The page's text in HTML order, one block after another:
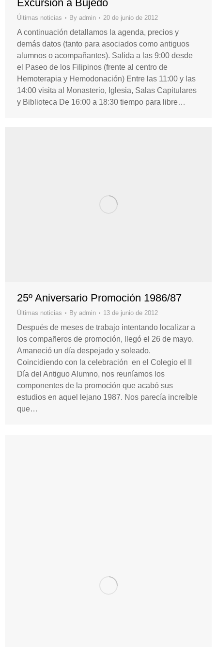
Excursión a Bujedo
Últimas noticias By admin 20 de junio de 2012
A continuación detallamos la agenda, precios y
demás datos (tanto para asociados como antiguos
alumnos o acompañantes). Salida a las 9:00 desde
el Paseo de los Filipinos (frente al centro de
Hemoterapia y Hemodonación) Entre las 11:00 y las
14:00 visita al Monasterio, Iglesia, Salas Capitulares
y Biblioteca De 16:00 a 18:30 tiempo para libre…
25º Aniversario Promoción 1986/87
Últimas noticias By admin 13 de junio de 2012
Después de meses de trabajo intentando localizar a
los compañeros de promoción, llegó el 26 de mayo.
Amaneció un día despejado y soleado.
Coincidiendo con la celebración en el Colegio el II
Día del Antiguo Alumno, nos reuníamos los
componentes de la promoción que acabó sus
estudios en aquel lejano 1987. Nos parecía increíble
que…